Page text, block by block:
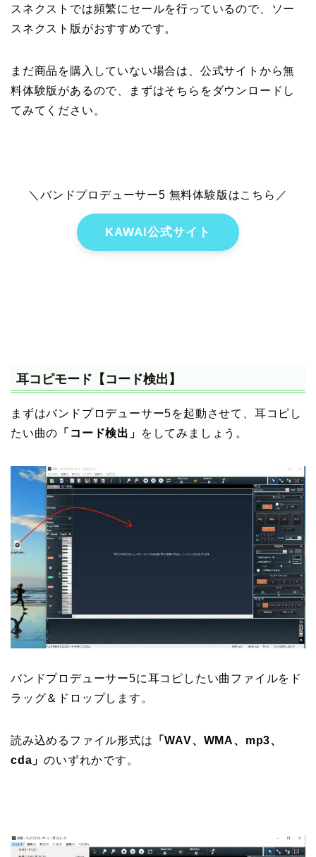
スネクストでは頻繁にセールを行っているので、ソー
スネクスト版がおすすめです。
まだ商品を購入していない場合は、公式サイトから無
料体験版があるので、まずはそちらをダウンロードし
てみてください。
＼バンドプロデューサー5 無料体験版はこちら／
KAWAI公式サイト
耳コピモード【コード検出】
まずはバンドプロデューサー5を起動させて、耳コピし
たい曲の 「コード検出」 をしてみましょう。
バンドプロデューサー5に耳コピしたい曲ファイルをド
ラッグ＆ドロップします。
読み込めるファイル形式は 「WAV、WMA、mp3、
cda」のいずれかです。